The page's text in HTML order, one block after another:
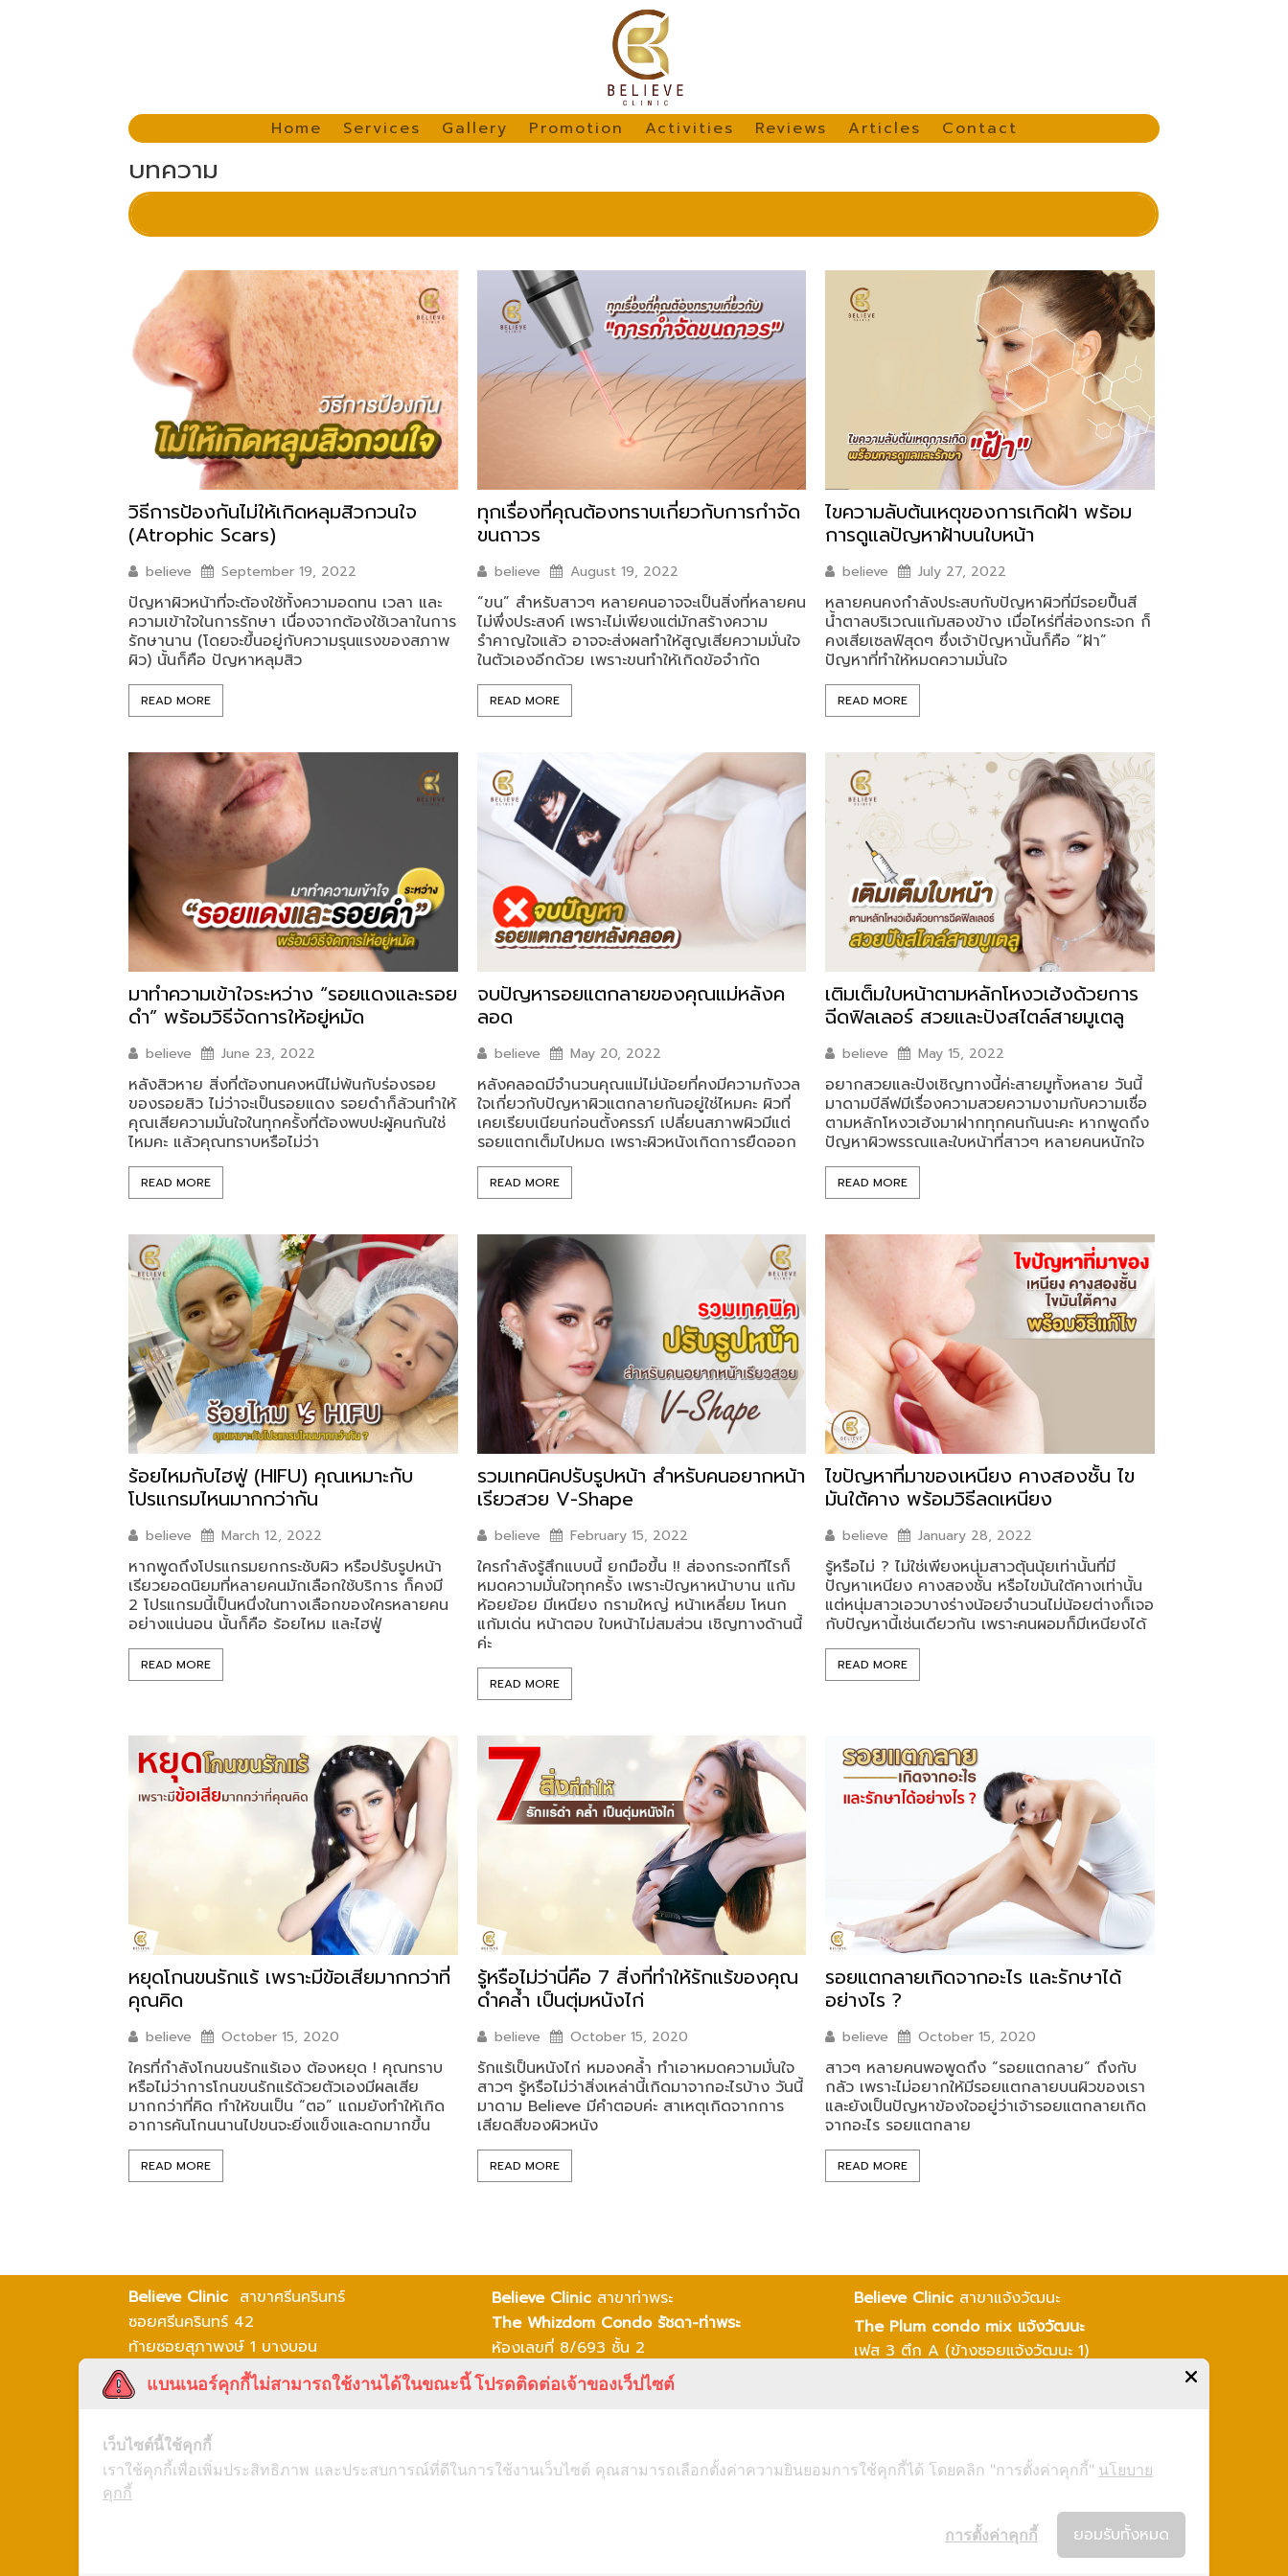
Home Services Gallery Promotion Activities Reviews Articles Contact
บทความ
วิธีการป้องกันไม่ให้เกิดหลุมสิวกวนใจ
(Atrophic Scars)
believe September 19, 2022
ปัญหาผิวหน้าที่จะต้องใช้ทั้งความอดทน เวลา และ
ความเข้าใจในการรักษา เนื่องจากต้องใช้เวลาในการ
รักษานาน (โดยจะขึ้นอยู่กับความรุนแรงของสภาพ
ผิว) นั้นก็คือ ปัญหาหลุมสิว
READ MORE
ทุกเรื่องที่คุณต้องทราบเกี่ยวกับการกำจัด
ขนถาวร
believe August 19, 2022
“ขน” สำหรับสาวๆ หลายคนอาจจะเป็นสิ่งที่หลายคน
ไม่พึ่งประสงค์ เพราะไม่เพียงแต่มักสร้างความ
รำคาญใจแล้ว อาจจะส่งผลทำให้สูญเสียความมั่นใจ
ในตัวเองอีกด้วย เพราะขนทำให้เกิดข้อจำกัด
READ MORE
ไขความลับต้นเหตุของการเกิดฝ้า พร้อม
การดูแลปัญหาฝ้าบนใบหน้า
believe July 27, 2022
หลายคนคงกำลังประสบกับปัญหาผิวที่มีรอยปื้นสี
น้ำตาลบริเวณแก้มสองข้าง เมื่อไหร่ที่ส่องกระจก ก็
คงเสียเซลฟ์สุดๆ ซึ่งเจ้าปัญหานั้นก็คือ “ฝ้า”
ปัญหาที่ทำให้หมดความมั่นใจ
READ MORE
มาทำความเข้าใจระหว่าง “รอยแดงและรอย
ดำ” พร้อมวิธีจัดการให้อยู่หมัด
believe June 23, 2022
หลังสิวหาย สิ่งที่ต้องทนคงหนีไม่พ้นกับร่องรอย
ของรอยสิว ไม่ว่าจะเป็นรอยแดง รอยดำก็ล้วนทำให้
คุณเสียความมั่นใจในทุกครั้งที่ต้องพบปะผู้คนกันใช่
ไหมคะ แล้วคุณทราบหรือไม่ว่า
READ MORE
จบปัญหารอยแตกลายของคุณแม่หลังค
ลอด
believe May 20, 2022
หลังคลอดมีจำนวนคุณแม่ไม่น้อยที่คงมีความกังวล
ใจเกี่ยวกับปัญหาผิวแตกลายกันอยู่ใช่ไหมคะ ผิวที่
เคยเรียบเนียนก่อนตั้งครรภ์ เปลี่ยนสภาพผิวมีแต่
รอยแตกเต็มไปหมด เพราะผิวหนังเกิดการยืดออก
READ MORE
เติมเต็มใบหน้าตามหลักโหงวเฮ้งด้วยการ
ฉีดฟิลเลอร์ สวยและปังสไตล์สายมูเตลู
believe May 15, 2022
อยากสวยและปังเชิญทางนี้ค่ะสายมูทั้งหลาย วันนี้
มาดามบีลีฟมีเรื่องความสวยความงามกับความเชื่อ
ตามหลักโหงวเฮ้งมาฝากทุกคนกันนะคะ หากพูดถึง
ปัญหาผิวพรรณและใบหน้าที่สาวๆ หลายคนหนักใจ
READ MORE
ร้อยไหมกับไฮฟู่ (HIFU) คุณเหมาะกับ
โปรแกรมไหนมากกว่ากัน
believe March 12, 2022
หากพูดถึงโปรแกรมยกกระชับผิว หรือปรับรูปหน้า
เรียวยอดนิยมที่หลายคนมักเลือกใช้บริการ ก็คงมี
2 โปรแกรมนี้เป็นหนึ่งในทางเลือกของใครหลายคน
อย่างแน่นอน นั้นก็คือ ร้อยไหม และไฮฟู่
READ MORE
รวมเทคนิคปรับรูปหน้า สำหรับคนอยากหน้า
เรียวสวย V-Shape
believe February 15, 2022
ใครกำลังรู้สึกแบบนี้ ยกมือขึ้น !! ส่องกระจกทีไรก็
หมดความมั่นใจทุกครั้ง เพราะปัญหาหน้าบาน แก้ม
ห้อยย้อย มีเหนียง กรามใหญ่ หน้าเหลี่ยม โหนก
แก้มเด่น หน้าตอบ ใบหน้าไม่สมส่วน เชิญทางด้านนี้
ค่ะ
READ MORE
ไขปัญหาที่มาของเหนียง คางสองชั้น ไข
มันใต้คาง พร้อมวิธีลดเหนียง
believe January 28, 2022
รู้หรือไม่ ? ไม่ใช่เพียงหนุ่มสาวตุ้นนุ้ยเท่านั้นที่มี
ปัญหาเหนียง คางสองชั้น หรือไขมันใต้คางเท่านั้น
แต่หนุ่มสาวเอวบางร่างน้อยจำนวนไม่น้อยต่างก็เจอ
กับปัญหานี้เช่นเดียวกัน เพราะคนผอมก็มีเหนียงได้
READ MORE
หยุดโกนขนรักแร้ เพราะมีข้อเสียมากกว่าที่
คุณคิด
believe October 15, 2020
ใครที่กำลังโกนขนรักแร้เอง ต้องหยุด ! คุณทราบ
หรือไม่ว่าการโกนขนรักแร้ด้วยตัวเองมีผลเสีย
มากกว่าที่คิด ทำให้ขนเป็น “ตอ” แถมยังทำให้เกิด
อาการคันโกนนานไปขนจะยิ่งแข็งและดกมากขึ้น
READ MORE
รู้หรือไม่ว่านี่คือ 7 สิ่งที่ทำให้รักแร้ของคุณ
ดำคล้ำ เป็นตุ่มหนังไก่
believe October 15, 2020
รักแร้เป็นหนังไก่ หมองคล้ำ ทำเอาหมดความมั่นใจ
สาวๆ รู้หรือไม่ว่าสิ่งเหล่านี้เกิดมาจากอะไรบ้าง วันนี้
มาดาม Believe มีคำตอบค่ะ สาเหตุเกิดจากการ
เสียดสีของผิวหนัง
READ MORE
รอยแตกลายเกิดจากอะไร และรักษาได้
อย่างไร ?
believe October 15, 2020
สาวๆ หลายคนพอพูดถึง “รอยแตกลาย” ถึงกับ
กลัว เพราะไม่อยากให้มีรอยแตกลายบนผิวของเรา
และยังเป็นปัญหาข้องใจอยู่ว่าเจ้ารอยแตกลายเกิด
จากอะไร รอยแตกลาย
READ MORE
Believe Clinic สาขาศรีนครินทร์
ซอยศรีนครินทร์ 42
ท้ายซอยสุภาพงษ์ 1 บางบอน
เขตประเวศ กรุงเทพมหานคร 10250
โทร 02-297-0819
Follow Us
Believe Clinicสาขาท่าพระ
The Whizdom Condo รัชดา-ท่าพระ
ห้องเลขที่ 8/693 ชั้น 2
อาคารชุดวิสซ์ดอม สเตชั่น รัชดา-ท่าพระ
แขวงดาวคะนองเขตธนบุรี
Believe Clinicสาขาแจ้งวัฒนะ
The Plum condo mix แจ้งวัฒนะ
เฟส 3 ตึก A (ข้างซอยแจ้งวัฒนะ 1)
แบนเนอร์คุกกี้ไม่สามารถใช้งานได้ในขณะนี้ โปรดติดต่อเจ้าของเว็ปไซต์
เว็บไซต์นี้ใช้คุกกี้
เราใช้คุกกี้เพื่อเพิ่มประสิทธิภาพ และประสบการณ์ที่ดีในการใช้งานเว็บไซต์ คุณสามารถเลือกตั้งค่าความยินยอมการใช้คุกกี้ได้ โดยคลิก "การตั้งค่าคุกกี้" นโยบาย
คุกกี้
ยอมรับทั้งหมด
การตั้งค่าคุกกี้